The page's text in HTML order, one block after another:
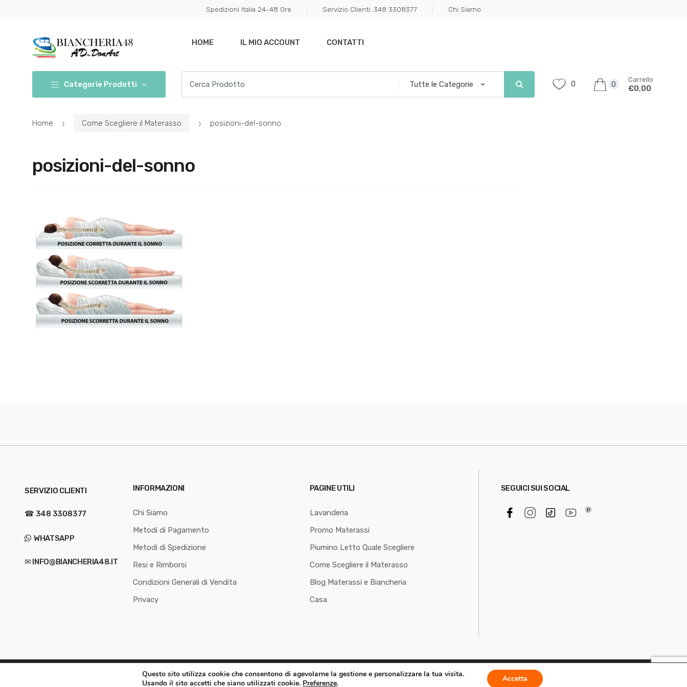
Spedizioni Italia 24-48 Ore Servizio Clienti: 348 3308377 Chi Siamo
HOME IL MIO ACCOUNT CONTATTI
Categorie Prodotti 0 0
Carrello
€0,00
Home Come Scegliere il Materasso posizioni-del-sonno
posizioni-del-sonno
SERVIZIO CLIENTI
☎ 348 3308377
WHATSAPP
✉ INFO@BIANCHERIA48.IT
INFORMAZIONI
Chi Siamo
Metodi di Pagamento
Metodi di Spedizione
Resi e Rimborsi
Condizioni Generali di Vendita
Privacy
PAGINE UTILI
Lavanderia
Promo Materassi
Piumino Letto Quale Scegliere
Come Scegliere il Materasso
Blog Materassi e Biancheria
Casa
SEGUICI SUI SOCIAL
© Biancheria48.it di DonArt di Arturo Melchiori P.Iva 02465700280.Questo sito utilizza cookie che consentono di agevolarne la gestione e personalizzare la tua visita.
Usando il sito accetti che siano utilizzati cookie. Preferenze. Accetta